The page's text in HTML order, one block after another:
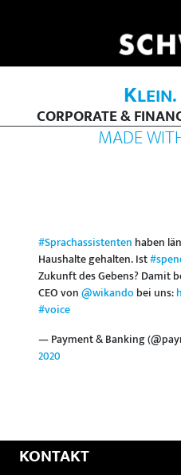
KLEIN.
CORPORATE &
MADE
#Sprachassistenten haben
Haushalte gehalten. Ist
Zukunft des Gebens? Damit
CEO von@wikando bei uns:
#voice
— Payment & Banking
2020
KONTAKT